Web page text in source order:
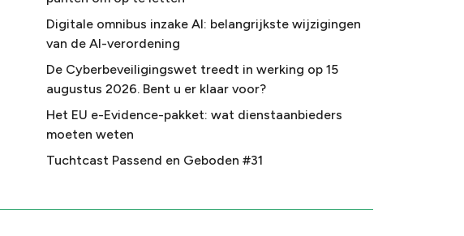
Digitale omnibus inzake AI: belangrijkste wijzigingen
van de AI-verordening
De Cyberbeveiligingswet treedt in werking op 15
augustus 2026. Bent u er klaar voor?
Het EU e-Evidence-pakket: wat dienstaanbieders
moeten weten
Tuchtcast Passend en Geboden #31